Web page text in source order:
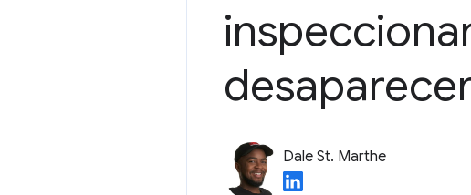
Dale St. Marthe